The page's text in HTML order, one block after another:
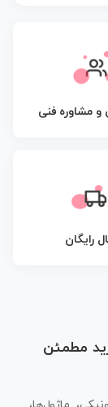
و مشاوره فنی
رایگان
مطمئن